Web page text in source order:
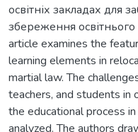
освітніх закладах для
збереження освітнього
article examines the
learning elements in
martial law. The
teachers, and students in
the educational process
analyzed. The authors